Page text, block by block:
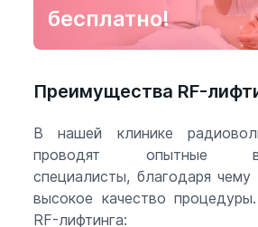
бесплатно!
Преимущества RF-
В нашей клинике
проводят опытные
специалисты, благодаря чему
высокое качество
RF-лифтинга: